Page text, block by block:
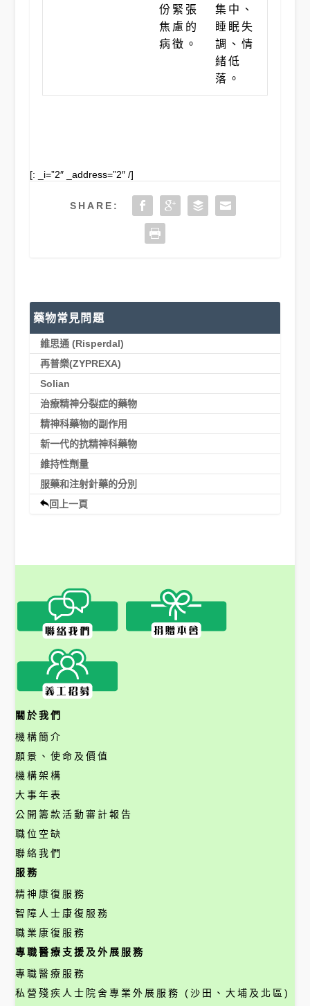
份緊張
焦慮的
病徵。
集中、
睡眠失
調、情
緒低
落。
[: _i=”2″ _address=”2″ /]
SHARE:
藥物常見問題
維思通 (Risperdal)
再普樂(ZYPREXA)
Solian
治療精神分裂症的藥物
精神科藥物的副作用
新一代的抗精神科藥物
維持性劑量
服藥和注射針藥的分別
回上一頁
關於我們
機構簡介
願景、使命及價值
機構架構
大事年表
公開籌款活動審計報告
職位空缺
聯絡我們
服務
精神康復服務
智障人士康復服務
職業康復服務
專職醫療支援及外展服務
專職醫療服務
私營殘疾人士院舍專業外展服務 (沙田、大埔及北區)